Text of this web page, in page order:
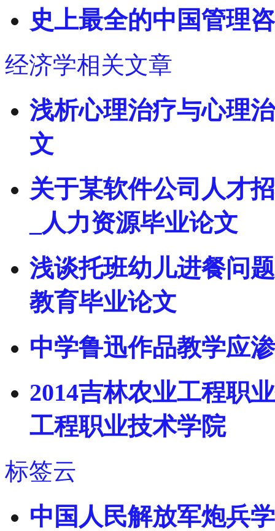
史上最全的中国管理
经济学相关文章
浅析心理治疗与心理
文
关于某软件公司人才
_人力资源毕业论文
浅谈托班幼儿进餐问
教育毕业论文
中学鲁迅作品教学应
2014吉林农业工程职
工程职业技术学院
标签云
中国人民解放军炮兵